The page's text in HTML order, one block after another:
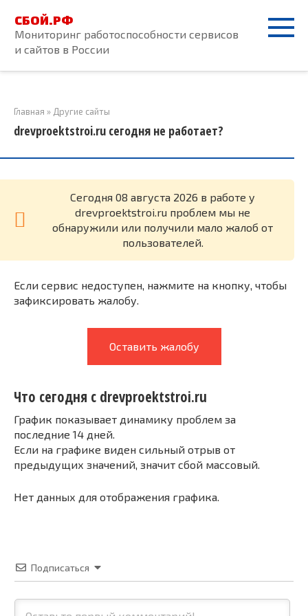
контенту
СБОЙ.РФ
Мониторинг работоспособности сервисов
и сайтов в России
Главная » Другие сайты
drevproektstroi.ru сегодня не работает?
Cегодня 08 августа 2026 в работе у
drevproektstroi.ru проблем мы не
обнаружили или получили мало жалоб от
пользователей.
Если сервис недоступен, нажмите на кнопку, чтобы
зафиксировать жалобу.
Оставить жалобу
Что сегодня с drevproektstroi.ru
График показывает динамику проблем за
последние 14 дней.
Если на графике виден сильный отрыв от
предыдущих значений, значит сбой массовый.
Нет данных для отображения графика.
Подписаться